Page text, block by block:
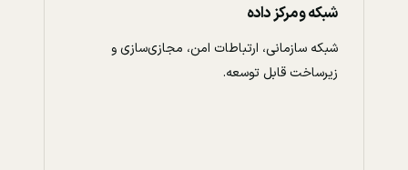
شبکه و مرکز داده
شبکه سازمانی، ارتباطات امن، مجازی‌سازی و
زیرساخت قابل توسعه.